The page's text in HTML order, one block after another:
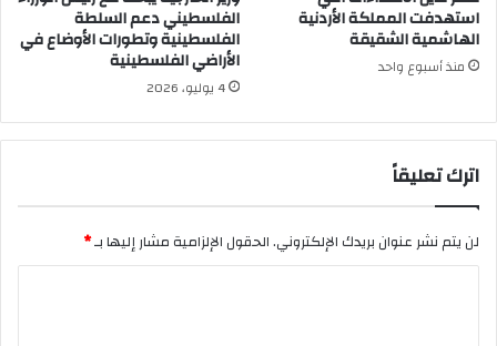
استهدفت المملكة الأردنية
الهاشمية الشقيقة
منذ أسبوع واحد
الفلسطيني دعم السلطة
الفلسطينية وتطورات الأوضاع في
الأراضي الفلسطينية
4 يوليو، 2026
اترك تعليقاً
لن يتم نشر عنوان بريدك الإلكتروني.الحقول الإلزامية مشار إليها بـ*